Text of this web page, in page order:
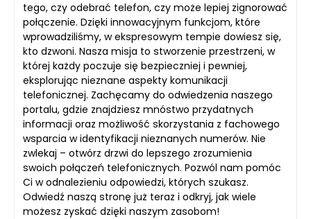
tego, czy odebrać telefon, czy może lepiej zignorować
połączenie. Dzięki innowacyjnym funkcjom, które
wprowadziliśmy, w ekspresowym tempie dowiesz się,
kto dzwoni. Nasza misja to stworzenie przestrzeni, w
której każdy poczuje się bezpieczniej i pewniej,
eksplorując nieznane aspekty komunikacji
telefonicznej. Zachęcamy do odwiedzenia naszego
portalu, gdzie znajdziesz mnóstwo przydatnych
informacji oraz możliwość skorzystania z fachowego
wsparcia w identyfikacji nieznanych numerów. Nie
zwlekaj – otwórz drzwi do lepszego zrozumienia
swoich połączeń telefonicznych. Pozwól nam pomóc
Ci w odnalezieniu odpowiedzi, których szukasz.
Odwiedź naszą stronę już teraz i odkryj, jak wiele
możesz zyskać dzięki naszym zasobom!